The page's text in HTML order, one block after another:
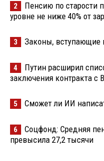
2
Пенсию по старости
уровне не ниже 40% от
3 Законы, вступающие
4
Путин расширил
заключения контракта с
5 Сможет ли ИИ
6
Соцфонд: Средняя
превысила 27,2 тысячи